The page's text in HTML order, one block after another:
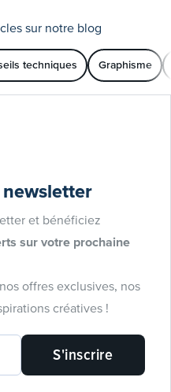
sur notre blog
techniques Graphisme
et bénéficiez
sur votre prochaine
offres exclusives, nos
créatives !
S'inscrire